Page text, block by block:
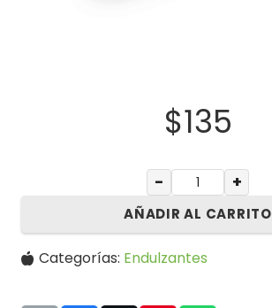
$135
− +
AÑADIR AL CARRITO
Categorías: Endulzantes